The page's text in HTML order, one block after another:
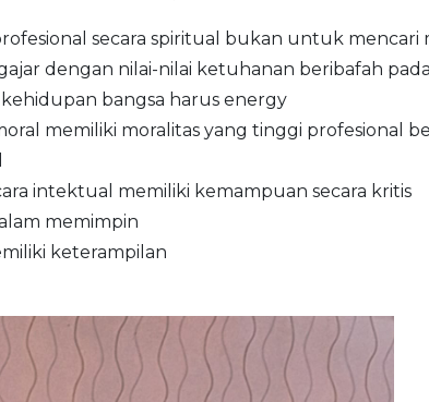
secara spiritual bukan untuk mencari
dengan nilai-nilai ketuhanan beribafah
bangsa harus energy
memiliki moralitas yang tinggi profesional
intektual memiliki kemampuan secara kritis
memimpin
keterampilan